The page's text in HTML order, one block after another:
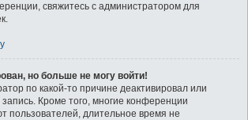
свяжитесь с администратором для
но больше не могу войти!
по какой-то причине деактивировал или
Кроме того, многие конференции
пользователей, длительное время не